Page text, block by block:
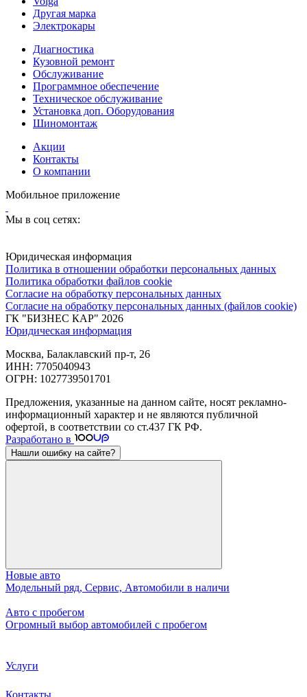
Другая марка
Электрокары
Диагностика
Кузовной ремонт
Обслуживание
Программное обеспечение
Техническое обслуживание
Установка доп. Оборудования
Шиномонтаж
Акции
Контакты
О компании
Мобильное приложение
Мы в соц сетях:
Юридическая информация
Политика в отношении обработки персональных данных
Политика обработки файлов cookie
Согласие на обработку персональных данных
Согласие на обработку персональных данных (файлов cookie)
ГК "БИЗНЕС КАР" 2026
Юридическая информация
Москва, Балаклавский пр-т, 26
ИНН: 7705040943
ОГРН: 1027739501701
Предложения, указанные на данном сайте, носят рекламно-
информационный характер и не являются публичной
офертой, в соответствии со ст.437 ГК РФ.
Разработано в
Нашли ошибку на сайте?
Новые авто
Модельный ряд, Сервис, Автомобили в наличи
Авто с пробегом
Огромный выбор автомобилей с пробегом
Услуги
Контакты